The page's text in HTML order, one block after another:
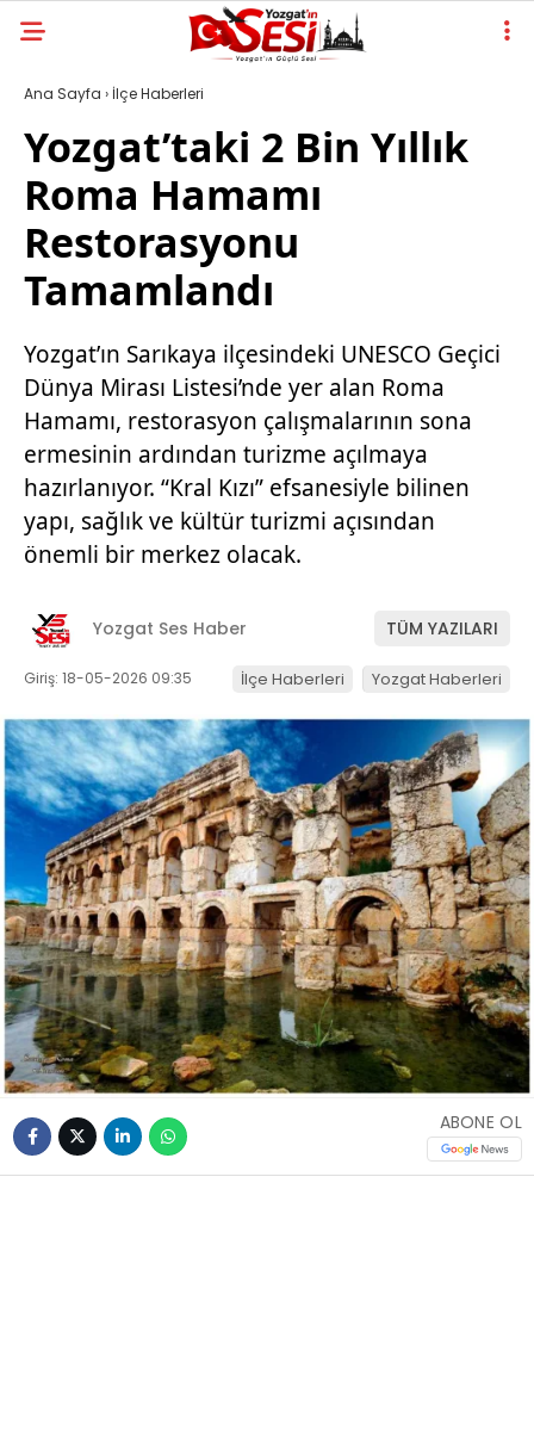
Ana Sayfa › İlçe Haberleri
Yozgat’taki 2 Bin Yıllık
Roma Hamamı
Restorasyonu
Tamamlandı
Yozgat’ın Sarıkaya ilçesindeki UNESCO Geçici
Dünya Mirası Listesi’nde yer alan Roma
Hamamı, restorasyon çalışmalarının sona
ermesinin ardından turizme açılmaya
hazırlanıyor. “Kral Kızı” efsanesiyle bilinen
yapı, sağlık ve kültür turizmi açısından
önemli bir merkez olacak.
Yozgat Ses Haber TÜM YAZILARI
Giriş: 18-05-2026 09:35 İlçe Haberleri Yozgat Haberleri
ABONE OL